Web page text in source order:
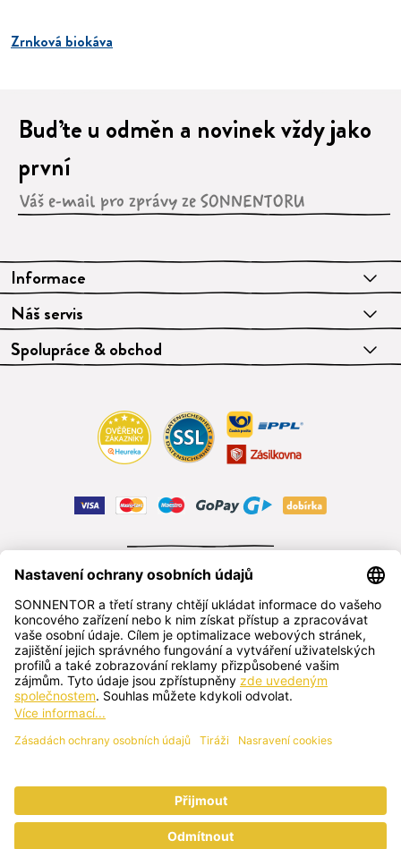
Zrnková biokáva
Informace
Náš servis
Spolupráce & obchod
Buďte u odměn a novinek vždy jako
první
čeština
SONNENTOR s.r.o.
Příhon 943, 696 15 Čejkovice, Česká republika
+420 518 362 687 sonnentor@sonnentor.cz